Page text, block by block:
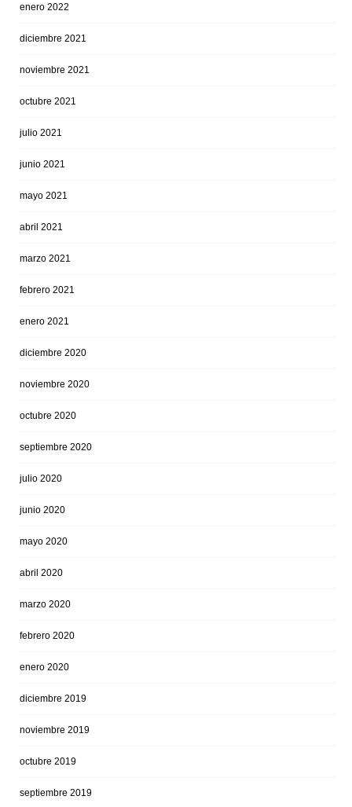
enero 2022
diciembre 2021
noviembre 2021
octubre 2021
julio 2021
junio 2021
mayo 2021
abril 2021
marzo 2021
febrero 2021
enero 2021
diciembre 2020
noviembre 2020
octubre 2020
septiembre 2020
julio 2020
junio 2020
mayo 2020
abril 2020
marzo 2020
febrero 2020
enero 2020
diciembre 2019
noviembre 2019
octubre 2019
septiembre 2019